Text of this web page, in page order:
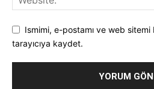
Ismimi, e-postamı ve web
tarayıcıya kaydet.